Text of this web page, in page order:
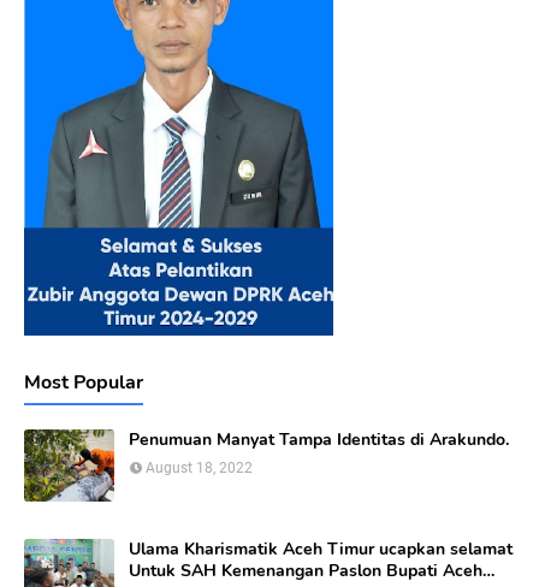
Most Popular
Penumuan Manyat Tampa Identitas di Arakundo.
August 18, 2022
Ulama Kharismatik Aceh Timur ucapkan selamat
Untuk SAH Kemenangan Paslon Bupati Aceh